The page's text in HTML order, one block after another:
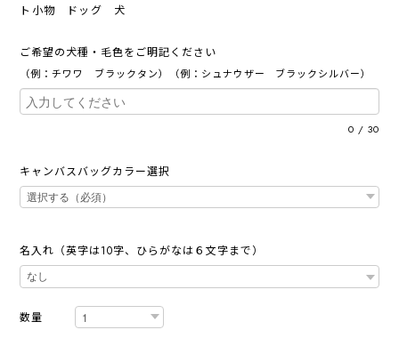
ト小物 ドッグ 犬
ご希望の犬種・毛色をご明記ください
（例：チワワ ブラックタン）（例：シュナウザー ブラックシルバー）
0 / 30
キャンバスバッグカラー選択
名入れ（英字は10字、ひらがなは６文字まで）
数量